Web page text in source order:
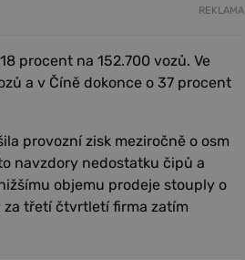
REKLAMA
procent na 152.700 vozů. Ve
a v Číně dokonce o 37 procent
provozní zisk meziročně o osm
navzdory nedostatku čipů a
objemu prodeje stouply o
za třetí čtvrtletí firma zatím